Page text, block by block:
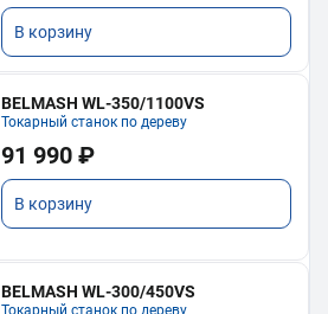
В корзину
BELMASH WL-350/1100VS
Токарный станок по дереву
91 990 ₽
В корзину
BELMASH WL-300/450VS
Токарный станок по дереву